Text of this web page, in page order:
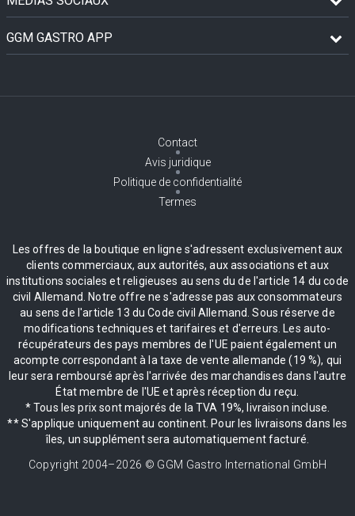
GGM GASTRO APP
Contact
Avis juridique
Politique de confidentialité
Termes
Les offres de la boutique en ligne s'adressent exclusivement aux
clients commerciaux, aux autorités, aux associations et aux
institutions sociales et religieuses au sens du de l'article 14 du code
civil Allemand. Notre offre ne s'adresse pas aux consommateurs
au sens de l'article 13 du Code civil Allemand. Sous réserve de
modifications techniques et tarifaires et d'erreurs. Les auto-
récupérateurs des pays membres de l'UE paient également un
acompte correspondant à la taxe de vente allemande (19 %), qui
leur sera remboursé après l'arrivée des marchandises dans l'autre
État membre de l'UE et après réception du reçu.
* Tous les prix sont majorés de la TVA 19%, livraison incluse.
** S'applique uniquement au continent. Pour les livraisons dans les
îles, un supplément sera automatiquement facturé.
Copyright 2004–2026 © GGM Gastro International GmbH